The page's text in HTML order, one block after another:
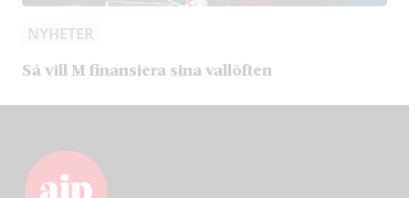
NYHETER
Så vill M finansiera sina vallöften